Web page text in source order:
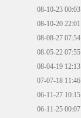
08-10-23 00:03
08-10-20 22:01
08-08-27 07:54
08-05-22 07:55
08-04-19 12:13
07-07-18 11:46
06-11-27 10:15
06-11-25 00:07